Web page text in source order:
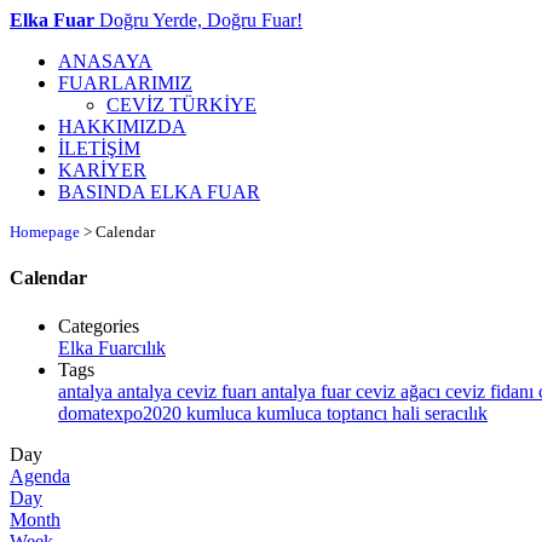
Elka Fuar Doğru Yerde, Doğru Fuar!
ANASAYA
FUARLARIMIZ
CEVİZ TÜRKİYE
HAKKIMIZDA
İLETİŞİM
KARİYER
BASINDA ELKA FUAR
Homepage > Calendar
Calendar
Categories
Elka Fuarcılık
Tags
antalya antalya ceviz fuarı antalya fuarceviz ağacı ceviz fidanı
domatexpo2020 kumluca kumluca toptancı hali seracılık
Day
Agenda
Day
Month